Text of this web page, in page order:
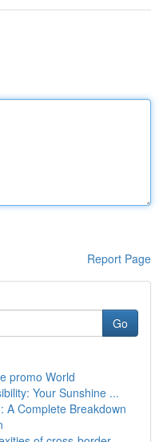
Report Page
Go
promo World
Your Sunshine ...
A Complete Breakdown